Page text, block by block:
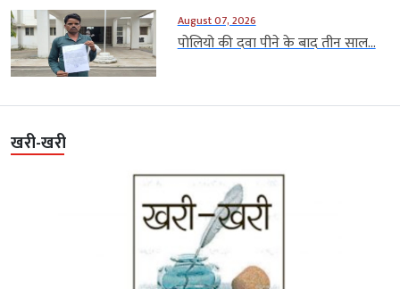
August 07, 2026
पोलियो की दवा पीने के बाद तीन साल...
खरी-खरी